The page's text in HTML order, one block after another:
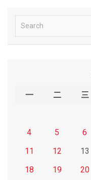
e
一 二 三
4
5 6
11
12 13
18
19 20